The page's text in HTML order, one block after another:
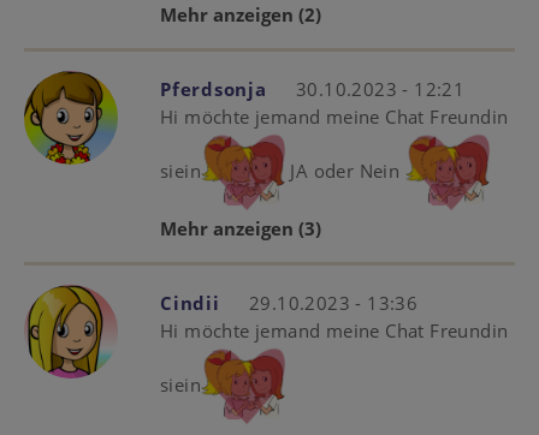
Mehr anzeigen (2)
Pferdsonja
30.10.2023 - 12:21
Hi möchte jemand meine Chat Freundin
siein JA oder Nein
Mehr anzeigen (3)
Cindii
29.10.2023 - 13:36
Hi möchte jemand meine Chat Freundin
siein